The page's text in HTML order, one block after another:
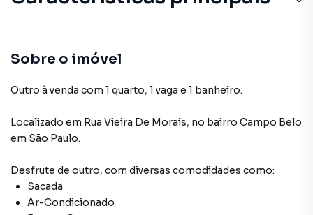
Sobre o imóvel
Outro à venda com 1 quarto, 1 vaga e 1 banheiro.
Localizado em Rua Vieira De Morais, no bairro Campo Belo
em São Paulo.
Desfrute de outro, com diversas comodidades como:
Sacada
Ar-Condicionado